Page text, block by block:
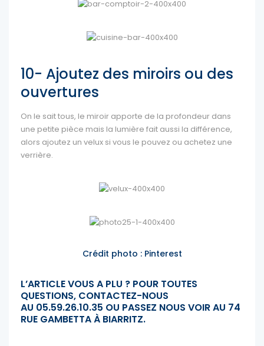
10- Ajoutez des miroirs ou des
ouvertures
On le sait tous, le miroir apporte de la profondeur dans
une petite pièce mais la lumière fait aussi la différence,
alors ajoutez un velux si vous le pouvez ou achetez une
verrière.
Crédit photo : Pinterest
L’ARTICLE VOUS A PLU ? POUR TOUTES
QUESTIONS, CONTACTEZ-NOUS
AU 05.59.26.10.35 OU PASSEZ NOUS VOIR AU 74
RUE GAMBETTA À BIARRITZ.